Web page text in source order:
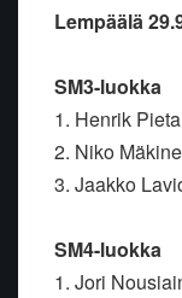
Lempäälä
SM3-luokka
1. Henrik
2. Niko
3. Jaakko
SM4-luokka
1. Jori